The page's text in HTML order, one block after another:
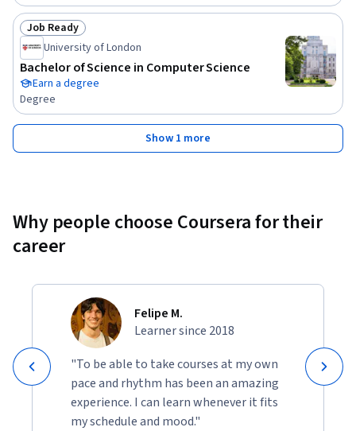
Status: Job Ready
Job Ready
University of London
Bachelor of Science in Computer Science
Earn a degree
Degree
Show 1 more
Why people choose Coursera for their
career
Felipe M.
Learner since 2018
"To be able to take courses at my own
pace and rhythm has been an amazing
experience. I can learn whenever it fits
my schedule and mood."